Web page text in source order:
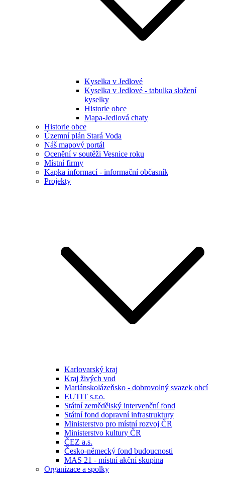
Kyselka v Jedlové
Kyselka v Jedlové - tabulka složení
kyselky
Historie obce
Mapa-Jedlová chaty
Historie obce
Územní plán Stará Voda
Náš mapový portál
Ocenění v soutěži Vesnice roku
Místní firmy
Kapka informací - informační občasník
Projekty
Karlovarský kraj
Kraj živých vod
Mariánskolázeňsko - dobrovolný svazek obcí
EUTIT s.r.o.
Státní zemědělský intervenční fond
Státní fond dopravní infrastruktury
Ministerstvo pro místní rozvoj ČR
Ministerstvo kultury ČR
ČEZ a.s.
Česko-německý fond budoucnosti
MAS 21 - místní akční skupina
Organizace a spolky